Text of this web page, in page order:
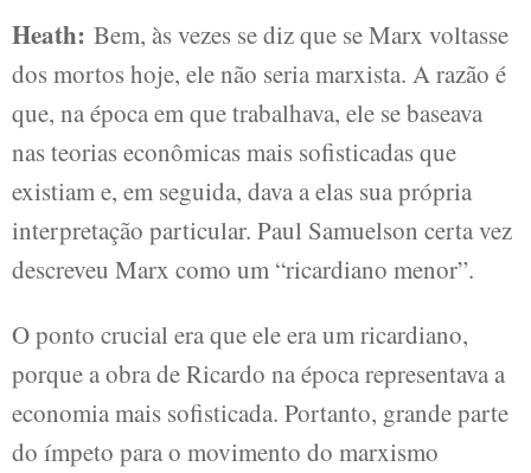
Heath: Bem, às vezes se diz que se Marx voltasse
dos mortos hoje, ele não seria marxista. A razão é
que, na época em que trabalhava, ele se baseava
nas teorias econômicas mais sofisticadas que
existiam e, em seguida, dava a elas sua própria
interpretação particular. Paul Samuelson certa vez
descreveu Marx como um “ricardiano menor”.
O ponto crucial era que ele era um ricardiano,
porque a obra de Ricardo na época representava a
economia mais sofisticada. Portanto, grande parte
do ímpeto para o movimento do marxismo